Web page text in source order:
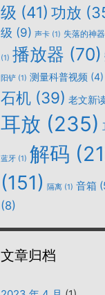
级 (41) 功放
级 (9) 声卡 (1) 失落的神器
(1) 播放器 (70)
阳铲 (1) 测量科普视频 (4)
石机 (39) 老文新
耳放 (235)
蓝牙 (1) 解码
(151) 隔离 (1) 音箱
(8)
文章归档